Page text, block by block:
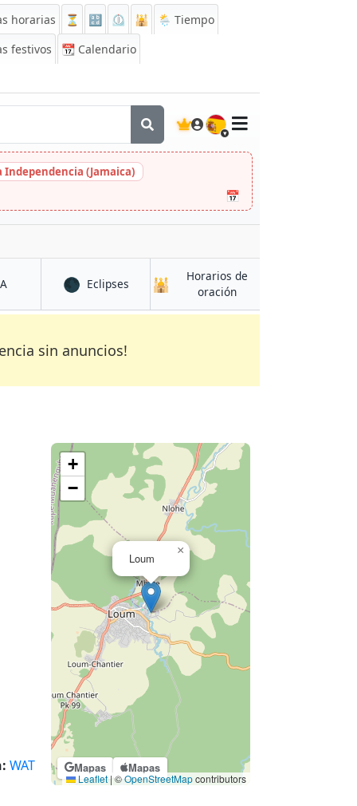
horarias ⏳ 🔡 ⏲️ 🕌
🌦️ Tiempo
festivos
📆 Calendario
🇪🇸
Independencia (Jamaica)
📅
en Loum 🌑 Eclipsesen Loum
🕌
Horarios de
oraciónen Loum
sin anuncios!
WAT Mapas Mapas
Loum
×
+
−
Leaflet|©OpenStreetMapcontributors